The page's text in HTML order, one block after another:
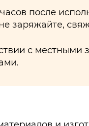
после
заряжайте,
с местными